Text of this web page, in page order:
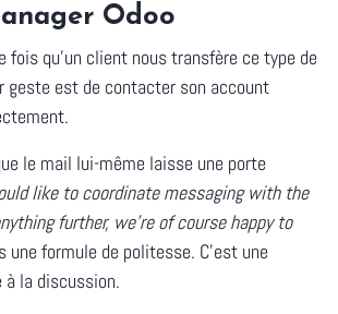
Odoo
fois qu'un client nous transfère ce type de
geste est de contacter son account
le mail lui-même laisse une porte
like to coordinate messaging with the
further, we're of course happy to
une formule de politesse. C'est une
la discussion.